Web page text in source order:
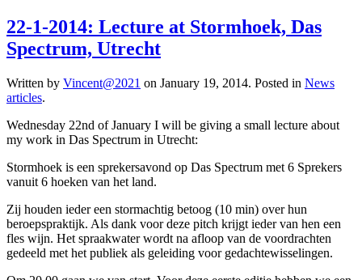
22-1-2014: Lecture at Stormhoek, Das
Spectrum, Utrecht
Written by Vincent@2021 on January 19, 2014. Posted in News
articles.
Wednesday 22nd of January I will be giving a small lecture about
my work in Das Spectrum in Utrecht:
Stormhoek is een sprekersavond op Das Spectrum met 6 Sprekers
vanuit 6 hoeken van het land.
Zij houden ieder een stormachtig betoog (10 min) over hun
beroepspraktijk. Als dank voor deze pitch krijgt ieder van hen een
fles wijn. Het spraakwater wordt na afloop van de voordrachten
gedeeld met het publiek als geleiding voor gedachtewisselingen.